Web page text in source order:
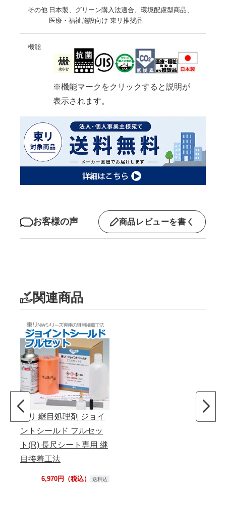
その他 日本製、グリーン購入法適合、環境配慮型商品、
医療・福祉施設向け 東リ推奨品
機能
※機能マークをクリックすると説明が
表示されます。
お客様の声 商品レビューを書く
関連商品
東リ 継目処理剤 ジョイ
ントシールド フルセッ
ト(R) 長尺シート専用 継
目接着工法
6,970円（税込） 送料込